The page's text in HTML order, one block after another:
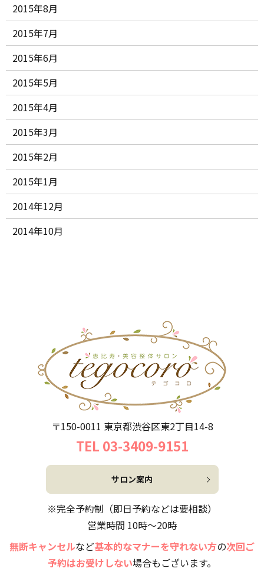
2015年8月
2015年7月
2015年6月
2015年5月
2015年4月
2015年3月
2015年2月
2015年1月
2014年12月
2014年10月
〒150-0011 東京都渋谷区東2丁目14-8
TEL 03-3409-9151
サロン案内
※完全予約制（即日予約などは要相談）
営業時間 10時～20時
無断キャンセルなど基本的なマナーを守れない方の次回ご
予約はお受けしない場合もございます。